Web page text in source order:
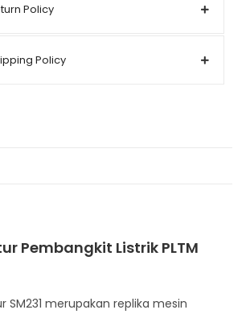
Policy
Policy
Pembangkit Listrik PLTM
SM231 merupakan replika mesin